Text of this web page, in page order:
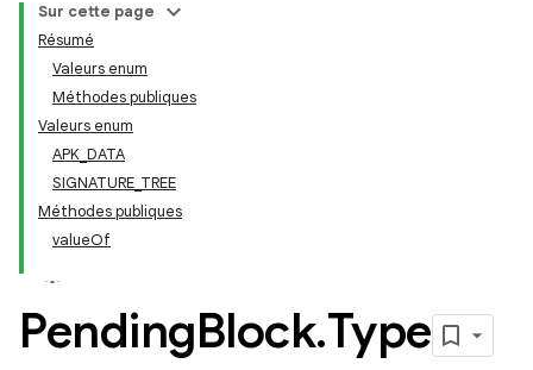
Sur cette page
Résumé
Valeurs enum
Méthodes publiques
Valeurs enum
APK_DATA
SIGNATURE_TREE
Méthodes publiques
valueOf
PendingBlock.Type